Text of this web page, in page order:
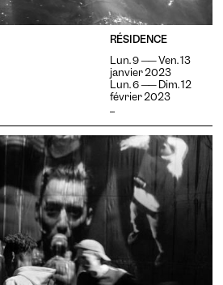
RÉSIDENCE
Lun. 9 —— Ven. 13
janvier 2023
Lun. 6 —— Dim. 12
février 2023
...